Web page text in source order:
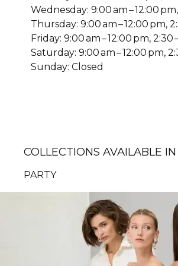
Wednesday: 9:00 am – 12:00
Thursday: 9:00 am – 12:00 pm,
Friday: 9:00 am – 12:00 pm, 2:30
Saturday: 9:00 am – 12:00 pm,
Sunday: Closed
COLLECTIONS AVAILABLE
PARTY